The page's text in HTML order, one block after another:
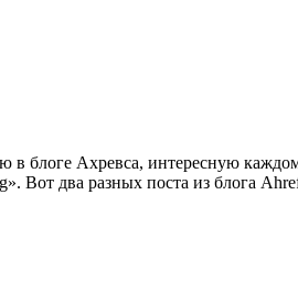
блоге Ахревса, интересную
Вот два разных поста из блога